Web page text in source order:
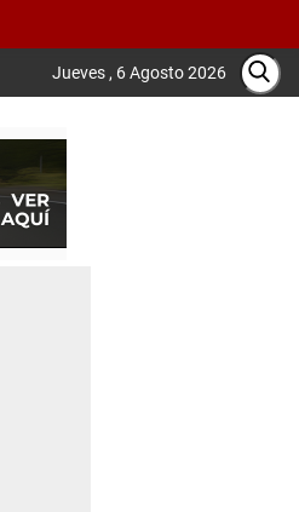
Jueves , 6 Agosto 2026